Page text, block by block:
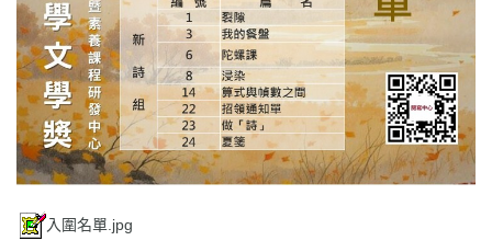
入圍名單.jpg